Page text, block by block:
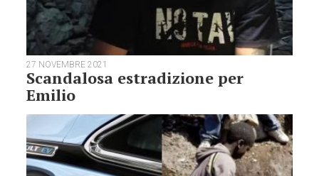
27 NOVEMBRE 2021
Scandalosa estradizione per
Emilio